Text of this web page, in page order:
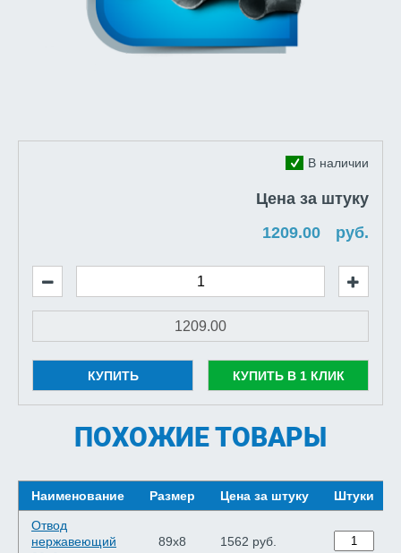
В наличии
Цена за штуку
руб.
КУПИТЬ КУПИТЬ В 1 КЛИК
ПОХОЖИЕ ТОВАРЫ
Наименование Размер Цена за штуку Штуки
Отвод
нержавеющий
89х8 1562 руб.